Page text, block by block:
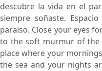
descubre la vida en el
siempre soñaste.
paraiso. Close your eyes
to the soft murmur of the
place where your
the sea and your nights